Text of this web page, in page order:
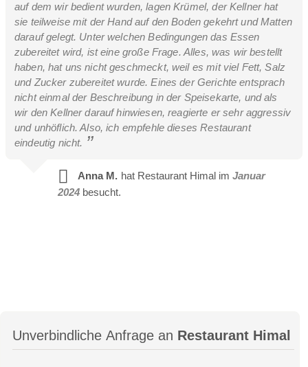
auf dem wir bedient wurden, lagen Krümel, der Kellner hat
sie teilweise mit der Hand auf den Boden gekehrt und Matten
darauf gelegt. Unter welchen Bedingungen das Essen
zubereitet wird, ist eine große Frage. Alles, was wir bestellt
haben, hat uns nicht geschmeckt, weil es mit viel Fett, Salz
und Zucker zubereitet wurde. Eines der Gerichte entsprach
nicht einmal der Beschreibung in der Speisekarte, und als
wir den Kellner darauf hinwiesen, reagierte er sehr aggressiv
und unhöflich. Also, ich empfehle dieses Restaurant
eindeutig nicht.
Anna M. hat Restaurant Himal im Januar
2024 besucht.
Unverbindliche Anfrage an Restaurant Himal